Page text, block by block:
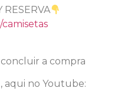
RESERVA
a compra
aqui no Youtube: